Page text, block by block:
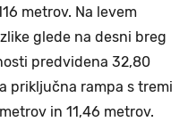
metrov. Na levem
glede na desni breg
predvidena 32,80
priključna rampa s tremi
in 11,46 metrov.